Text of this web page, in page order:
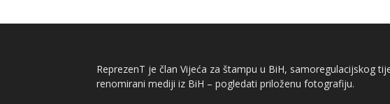
ReprezenT je član Vijeća za štampu u BiH, samoregulacijskog
renomirani mediji iz BiH – pogledati priloženu fotografiju.